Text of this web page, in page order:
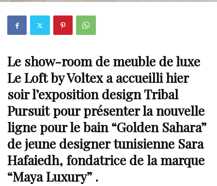
Le show-room de meuble de luxe
Le Loft by Voltex a accueilli hier
soir l’exposition design Tribal
Pursuit pour présenter la nouvelle
ligne pour le bain “Golden Sahara”
de jeune designer tunisienne Sara
Hafaiedh, fondatrice de la marque
“Maya Luxury” .